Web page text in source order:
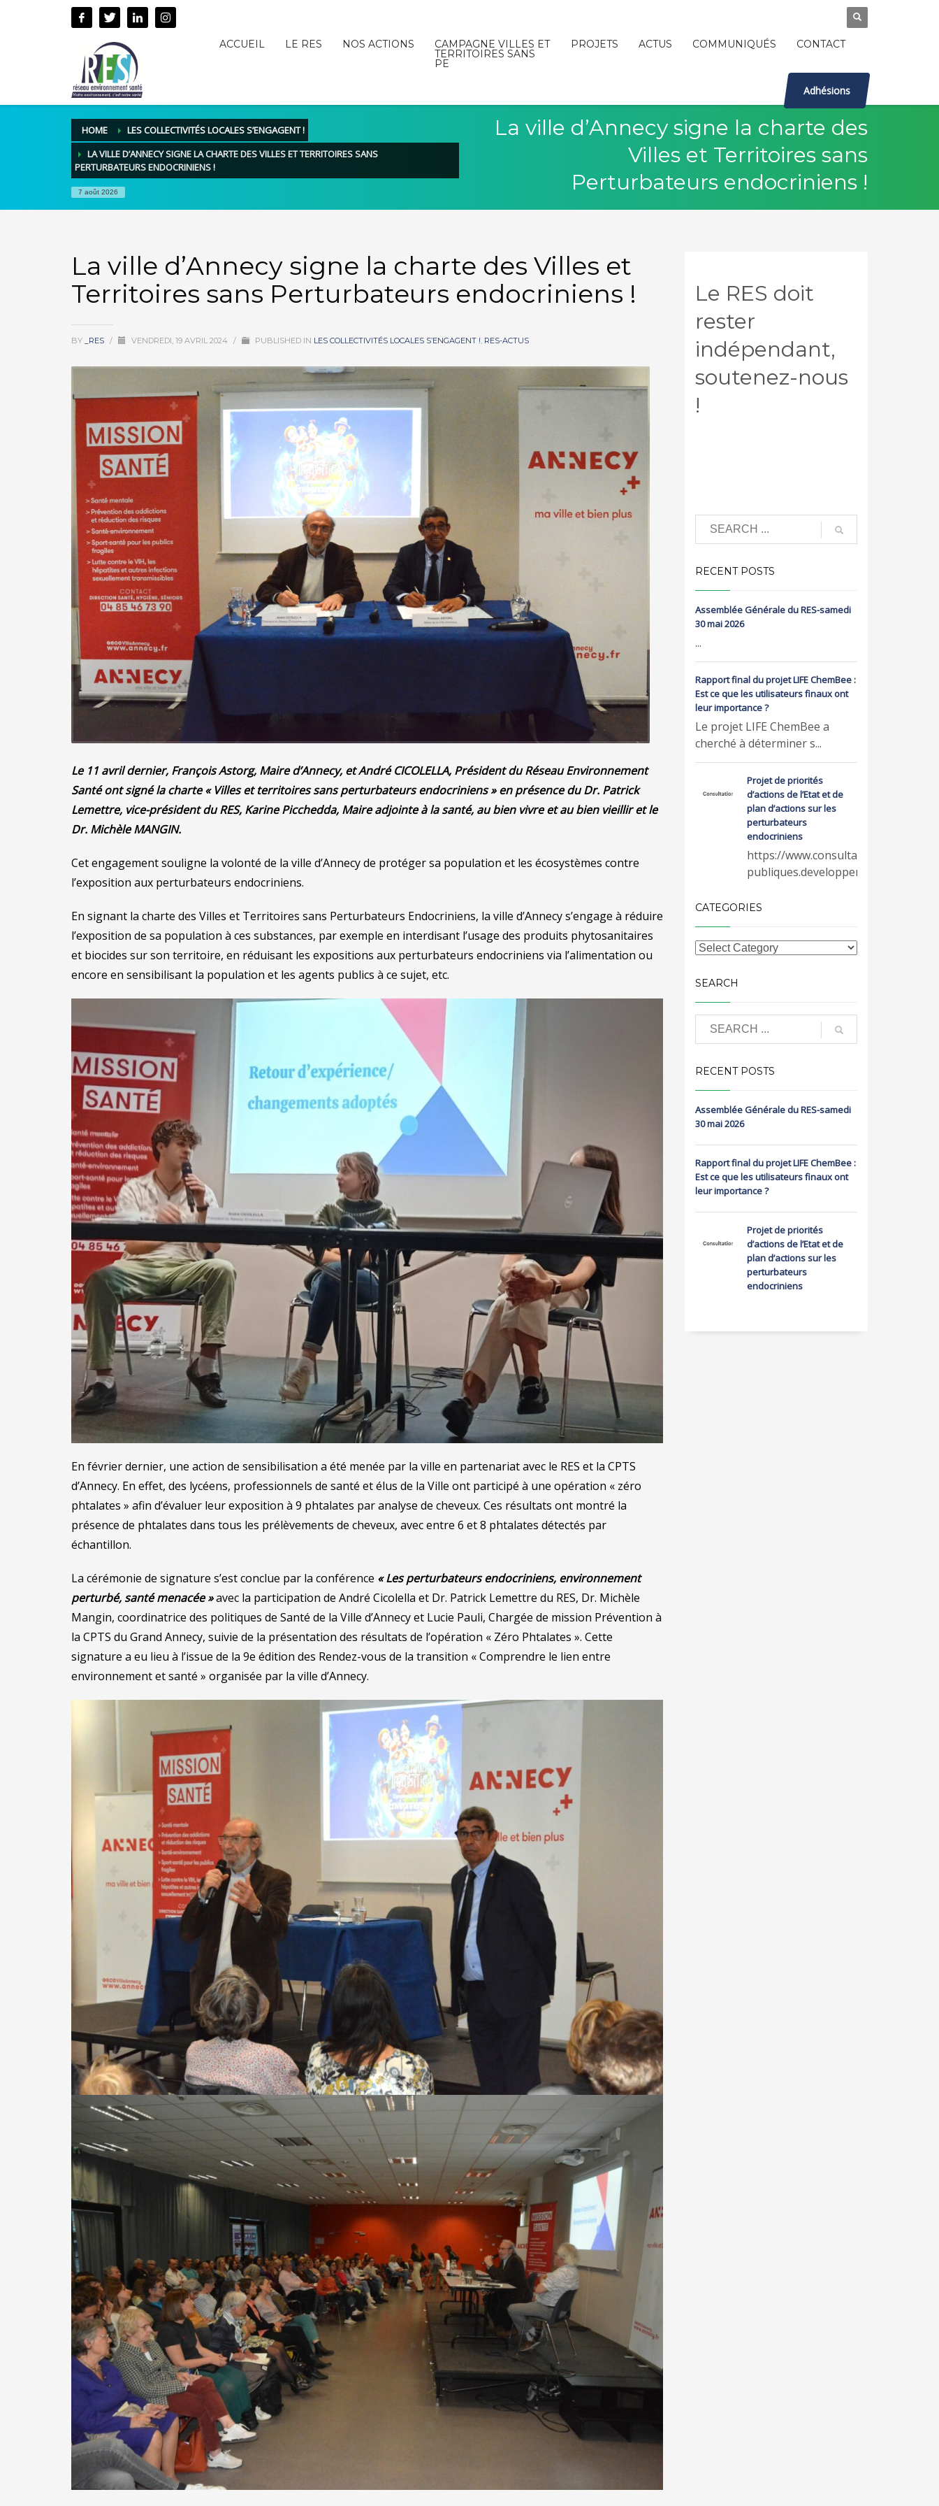
ACCUEIL LE RES NOS ACTIONS CAMPAGNE VILLES ET
TERRITOIRES SANS
PE
PROJETS ACTUS COMMUNIQUÉS CONTACT
Adhésions
HOME
LES COLLECTIVITÉS LOCALES S’ENGAGENT !
LA VILLE D’ANNECY SIGNE LA CHARTE DES VILLES ET TERRITOIRES SANS
PERTURBATEURS ENDOCRINIENS !
7 août 2026
La ville d’Annecy signe la charte des
Villes et Territoires sans
Perturbateurs endocriniens !
La ville d’Annecy signe la charte des Villes et
Territoires sans Perturbateurs endocriniens !
BY _RES / VENDREDI, 19 AVRIL 2024 / PUBLISHED IN LES COLLECTIVITÉS LOCALES S’ENGAGENT !, RES-ACTUS
Le 11 avril dernier, François Astorg, Maire d’Annecy, et André CICOLELLA, Président du Réseau Environnement
Santé ont signé la charte « Villes et territoires sans perturbateurs endocriniens » en présence du Dr. Patrick
Lemettre, vice-président du RES, Karine Picchedda, Maire adjointe à la santé, au bien vivre et au bien vieillir et le
Dr. Michèle MANGIN.
Cet engagement souligne la volonté de la ville d’Annecy de protéger sa population et les écosystèmes contre
l’exposition aux perturbateurs endocriniens.
En signant la charte des Villes et Territoires sans Perturbateurs Endocriniens, la ville d’Annecy s’engage à réduire
l’exposition de sa population à ces substances, par exemple en interdisant l’usage des produits phytosanitaires
et biocides sur son territoire, en réduisant les expositions aux perturbateurs endocriniens via l’alimentation ou
encore en sensibilisant la population et les agents publics à ce sujet, etc.
En février dernier, une action de sensibilisation a été menée par la ville en partenariat avec le RES et la CPTS
d’Annecy. En effet, des lycéens, professionnels de santé et élus de la Ville ont participé à une opération « zéro
phtalates » afin d’évaluer leur exposition à 9 phtalates par analyse de cheveux. Ces résultats ont montré la
présence de phtalates dans tous les prélèvements de cheveux, avec entre 6 et 8 phtalates détectés par
échantillon.
La cérémonie de signature s’est conclue par la conférence « Les perturbateurs endocriniens, environnement
perturbé, santé menacée »avec la participation de André Cicolella et Dr. Patrick Lemettre du RES, Dr. Michèle
Mangin, coordinatrice des politiques de Santé de la Ville d’Annecy et Lucie Pauli, Chargée de mission Prévention à
la CPTS du Grand Annecy, suivie de la présentation des résultats de l’opération « Zéro Phtalates ». Cette
signature a eu lieu à l’issue de la 9e édition des Rendez-vous de la transition « Comprendre le lien entre
environnement et santé » organisée par la ville d’Annecy.
Le RES doit
rester
indépendant,
soutenez-nous
!
RECENT POSTS
Assemblée Générale du RES-samedi
30 mai 2026
...
Rapport final du projet LIFE ChemBee :
Est ce que les utilisateurs finaux ont
leur importance ?
Le projet LIFE ChemBee a
cherché à déterminer s...
Projet de priorités
d’actions de l’Etat et de
plan d’actions sur les
perturbateurs
endocriniens
https://www.consultations-
publiques.developpeme...
CATEGORIES
SEARCH
RECENT POSTS
Assemblée Générale du RES-samedi
30 mai 2026
Rapport final du projet LIFE ChemBee :
Est ce que les utilisateurs finaux ont
leur importance ?
Projet de priorités
d’actions de l’Etat et de
plan d’actions sur les
perturbateurs
endocriniens